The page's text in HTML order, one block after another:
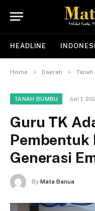
HEADLINE
Home » Daerah »
TANAH BUMBU Juli 1,
Guru TK
Pembentuk
Generasi
By Mata Banua